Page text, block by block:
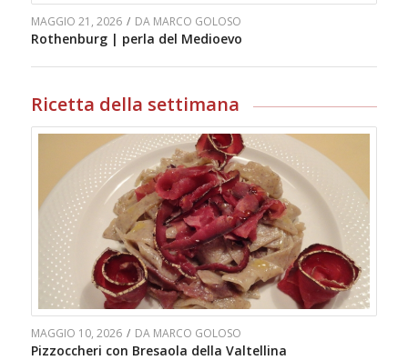
MAGGIO 21, 2026 / DA MARCO GOLOSO
Rothenburg | perla del Medioevo
Ricetta della settimana
MAGGIO 10, 2026 / DA MARCO GOLOSO
Pizzoccheri con Bresaola della Valtellina